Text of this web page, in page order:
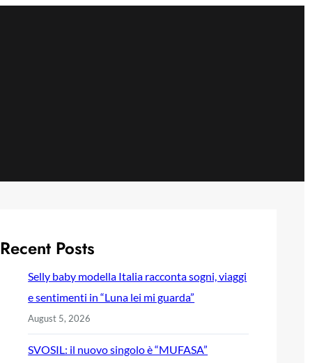
Recent Posts
Selly baby modella Italia racconta sogni, viaggi
e sentimenti in “Luna lei mi guarda”
August 5, 2026
SVOSIL: il nuovo singolo è “MUFASA”